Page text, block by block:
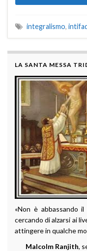
integralismo,
LA SANTA MESSA
«Non è abbassando
cercando di alzarsi ai
attingere in qualche
Malcolm Ranjith,